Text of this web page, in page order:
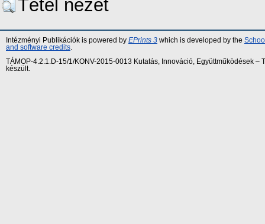
Tétel nézet
Intézményi Publikációk is powered by EPrints 3 which is developed by the
and software credits
TÁMOP-4.2.1.D-15/1/KONV-2015-0013 Kutatás, Innováció, Együttműködések
készült.